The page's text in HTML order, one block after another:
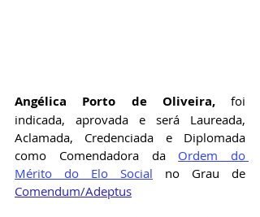
Angélica Porto de Oliveira, foi
indicada, aprovada e será Laureada,
Aclamada, Credenciada e Diplomada
como Comendadora da
Ordem do
Mérito do Elo Social
Comendum/Adeptus